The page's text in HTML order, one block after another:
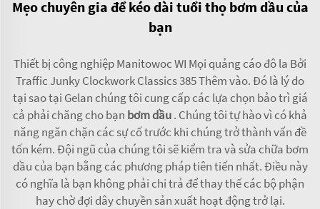
Mẹo chuyên gia để kéo dài tuổi thọ bơm dầu của
bạn
Thiết bị công nghiệp Manitowoc WI Mọi quảng cáo đô la Bởi
Traffic Junky Clockwork Classics 385 Thêm vào. Đó là lý do
tại sao tại Gelan chúng tôi cung cấp các lựa chọn bảo trì giá
cả phải chăng cho bạn bơm dầu. Chúng tôi tự hào vì có khả
năng ngăn chặn các sự cố trước khi chúng trở thành vấn đề
tốn kém. Đội ngũ của chúng tôi sẽ kiểm tra và sửa chữa bơm
dầu của bạn bằng các phương pháp tiên tiến nhất. Điều này
có nghĩa là bạn không phải chi trả để thay thế các bộ phận
hay chờ đợi dây chuyền sản xuất hoạt động trở lại.